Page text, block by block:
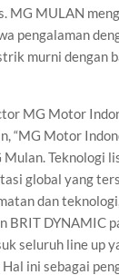
MG MULAN
pengalaman
murni dengan
MG Motor
“MG Motor
Mulan. Teknologi
global yang
dan
BRIT DYNAMIC
seluruh line up
ini sebagai